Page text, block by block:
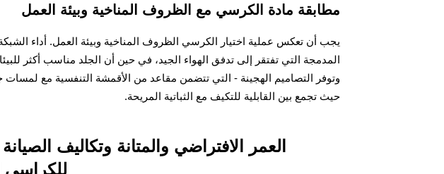
مطابقة مادة الكرسي مع الظروف المناخية وبيئة العمل
يجب أن تعكس عملية اختيار الكرسي الظروف المناخية وبيئة العمل. أداء
المدمجة التي تفتقر إلى تدفق الهواء الجيد، في حين أن الجلد مناسب أكثر
وتوفر التصاميم الهجينة - التي تتضمن مقاعد من الأقمشة التنفسية مع لمسات
حيث تجمع بين القابلية للتكيف مع الثباتية المريحة.
العمر الافتراضي والمتانة وتكاليف
للكراسي